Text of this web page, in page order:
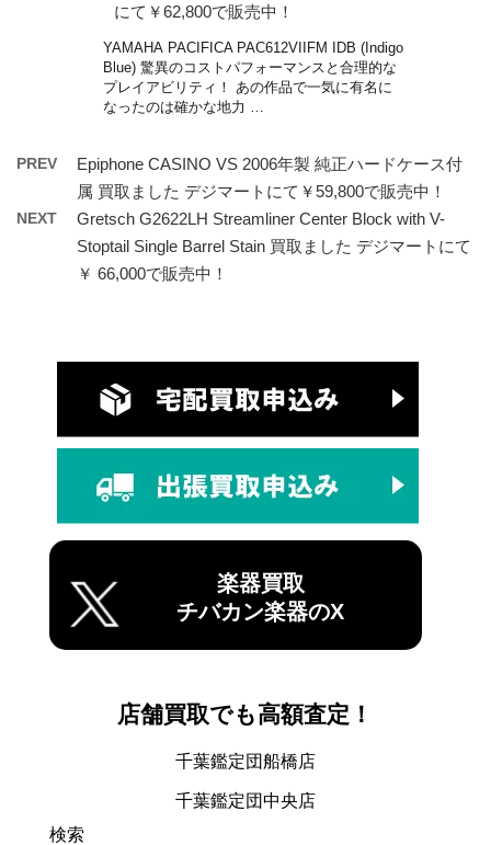
にて￥62,800で販売中！
YAMAHA PACIFICA PAC612VIIFM IDB (Indigo
Blue) 驚異のコストパフォーマンスと合理的な
プレイアビリティ！ あの作品で一気に有名に
なったのは確かな地力 …
PREV
Epiphone CASINO VS 2006年製 純正ハードケース付
属 買取ました デジマートにて￥59,800で販売中！
NEXT
Gretsch G2622LH Streamliner Center Block with V-
Stoptail Single Barrel Stain 買取ました デジマートにて
￥ 66,000で販売中！
楽器買取
チバカン楽器のX
店舗買取でも高額査定！
千葉鑑定団船橋店
千葉鑑定団中央店
検索